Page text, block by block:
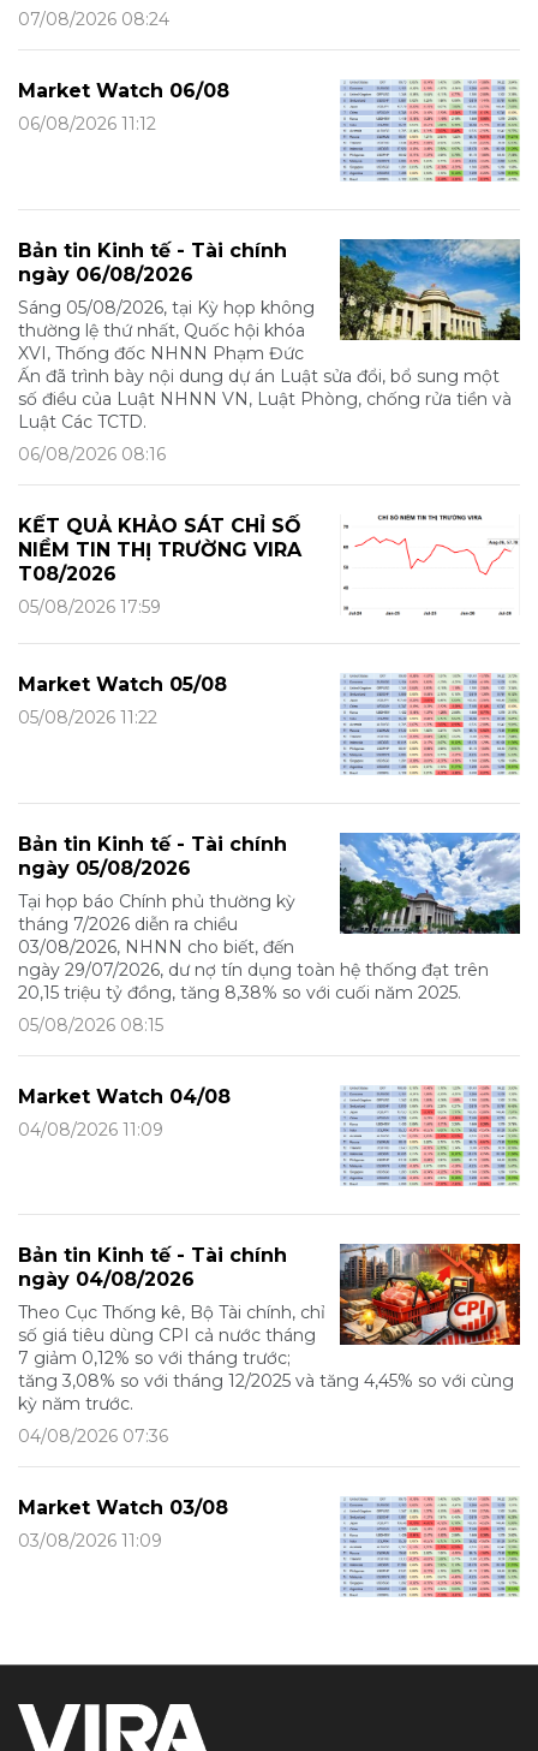
07/08/2026 08:24
Market Watch 06/08
06/08/2026 11:12
Bản tin Kinh tế - Tài chính
ngày 06/08/2026
Sáng 05/08/2026, tại Kỳ họp không
thường lệ thứ nhất, Quốc hội khóa
XVI, Thống đốc NHNN Phạm Đức
Ấn đã trình bày nội dung dự án Luật sửa đổi, bổ sung một
số điều của Luật NHNN VN, Luật Phòng, chống rửa tiền và
Luật Các TCTD.
06/08/2026 08:16
KẾT QUẢ KHẢO SÁT CHỈ SỐ
NIỀM TIN THỊ TRƯỜNG VIRA
T08/2026
05/08/2026 17:59
Market Watch 05/08
05/08/2026 11:22
Bản tin Kinh tế - Tài chính
ngày 05/08/2026
Tại họp báo Chính phủ thường kỳ
tháng 7/2026 diễn ra chiều
03/08/2026, NHNN cho biết, đến
ngày 29/07/2026, dư nợ tín dụng toàn hệ thống đạt trên
20,15 triệu tỷ đồng, tăng 8,38% so với cuối năm 2025.
05/08/2026 08:15
Market Watch 04/08
04/08/2026 11:09
Bản tin Kinh tế - Tài chính
ngày 04/08/2026
Theo Cục Thống kê, Bộ Tài chính, chỉ
số giá tiêu dùng CPI cả nước tháng
7 giảm 0,12% so với tháng trước;
tăng 3,08% so với tháng 12/2025 và tăng 4,45% so với cùng
kỳ năm trước.
04/08/2026 07:36
Market Watch 03/08
03/08/2026 11:09